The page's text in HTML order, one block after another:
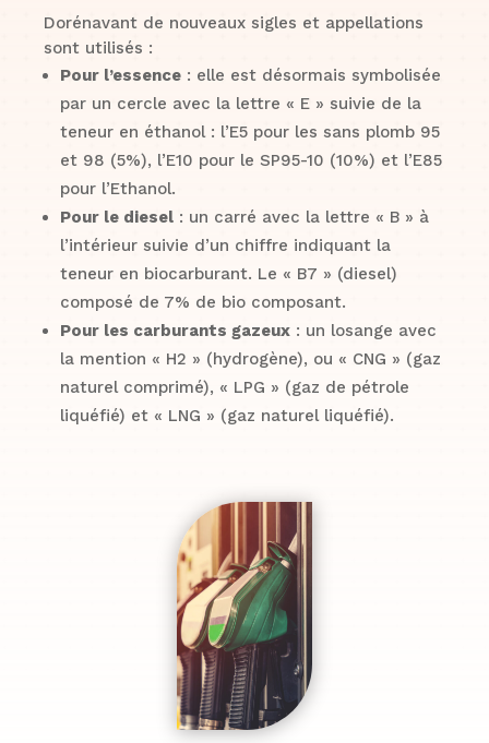
Dorénavant de nouveaux sigles et appellations
sont utilisés :
Pour l’essence : elle est désormais symbolisée
par un cercle avec la lettre « E » suivie de la
teneur en éthanol : l’E5 pour les sans plomb 95
et 98 (5%), l’E10 pour le SP95-10 (10%) et l’E85
pour l’Ethanol.
Pour le diesel : un carré avec la lettre « B » à
l’intérieur suivie d’un chiffre indiquant la
teneur en biocarburant. Le « B7 » (diesel)
composé de 7% de bio composant.
Pour les carburants gazeux : un losange avec
la mention « H2 » (hydrogène), ou « CNG » (gaz
naturel comprimé), « LPG » (gaz de pétrole
liquéfié) et « LNG » (gaz naturel liquéfié).